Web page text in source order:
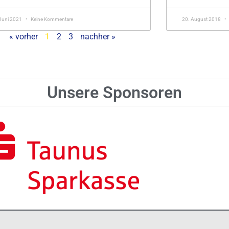
2021 Keine Kommentare 20. August 2018
« vorher 1 2 3 nachher »
Unsere Sponsoren